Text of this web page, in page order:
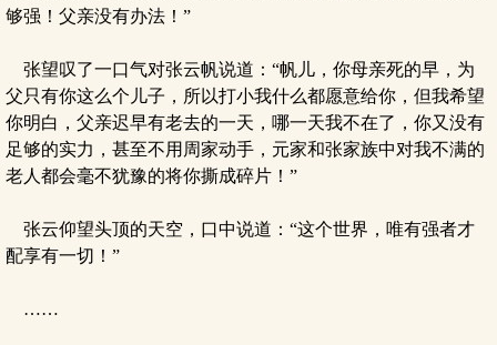
够强！父亲没有办法！”
张望叹了一口气对张云帆说道：“帆儿，你母亲死的早，为
父只有你这么个儿子，所以打小我什么都愿意给你，但我希望
你明白，父亲迟早有老去的一天，哪一天我不在了，你又没有
足够的实力，甚至不用周家动手，元家和张家族中对我不满的
老人都会毫不犹豫的将你撕成碎片！”
张云仰望头顶的天空，口中说道：“这个世界，唯有强者才
配享有一切！”
……